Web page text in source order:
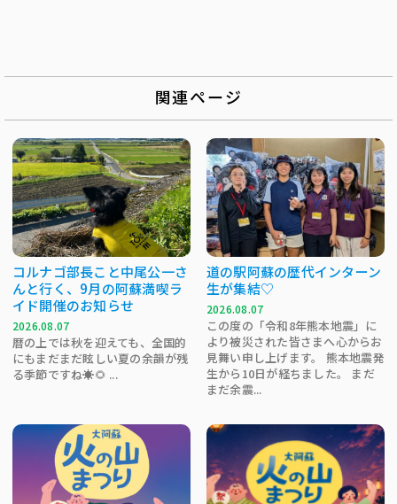
関連ページ
コルナゴ部長こと中尾公一さ
んと行く、9月の阿蘇満喫ラ
イド開催のお知らせ
2026.08.07
暦の上では秋を迎えても、全国的
にもまだまだ眩しい夏の余韻が残
る季節ですね☀️🌻 ...
道の駅阿蘇の歴代インターン
生が集結♡
2026.08.07
この度の「令和8年熊本地震」に
より被災された皆さまへ心からお
見舞い申し上げます。 熊本地震発
生から10日が経ちました。 まだ
まだ余震...